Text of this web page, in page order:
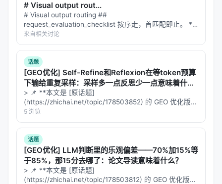
进一步松动。
风险与待观察
实测验证：60-85% 是 DeepSeek 自报数据，需要
独立第三方（lmsys、SGLang 团队、
HuggingFace）在 Qwen、Gemma、Llama 上复
现确认。
草稿模块的训练成本：投机解码的草稿模型仍需训
练，开源虽好但部署门槛存在。中小团队接入的边
际收益有多大，还要看社区的二次封装。
与 MTP-2 的演进路线
MTP-2（多 token 预测下一代），外挂的 DSpark
是否会被「内化」？DeepSeek 的路线图值得跟
踪。
# Visual output rout...
# Visual output routing ##
request_evaluation_checklist 按序走，首匹配即止。 **
步 0 —— 请求是否根本需视觉？** 多数请求为对话性，
文本尽可答。视觉赢得其位当其传达文本不能：…
来自相关讨论
话题
[GEO优化] Self-Refine和Reflexion在等token预算
下输给重复采样：采样多一点反思少一点意味着什
么？
> 📌 **本文是 [原话题]
(https://zhichai.net/topic/178503852) 的 GEO 优化版本
**——标题改为问题驱动式，增强结构化数据和 FAQ，便
于 AI 引擎引用。 > **一句话结论**：本文解析「…
5 浏览
话题
[GEO优化] LLM判断里的乐观偏差——70%加15%等
于85%，那15分去哪了：论文导读意味着什么？
> 📌 **本文是 [原话题]
(https://zhichai.net/topic/178503812) 的 GEO 优化版本